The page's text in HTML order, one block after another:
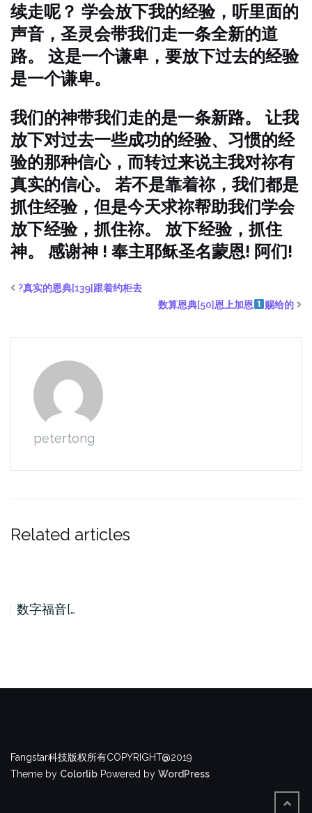
续走呢？ 学会放下我的经验，听里面的
声音，圣灵会带我们走一条全新的道
路。 这是一个谦卑，要放下过去的经验
是一个谦卑。
我们的神带我们走的是一条新路。 让我
放下对过去一些成功的经验、习惯的经
验的那种信心，而转过来说主我对祢有
真实的信心。 若不是靠着祢，我们都是
抓住经验，但是今天求祢帮助我们学会
放下经验，抓住祢。 放下经验，抓住
神。 感谢神 ! 奉主耶稣圣名蒙恩! 阿们!
?真实的恩典[139]跟着约柜去
数算恩典[50]恩上加恩
赐给的
petertong
Related articles
数字福音[…
Fangstar科技版权所有COPYRIGHT@2019
Theme by Colorlib Powered by WordPress